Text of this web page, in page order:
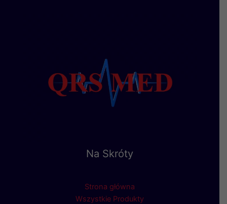
Na Skróty
Strona główna
Wszystkie Produkty